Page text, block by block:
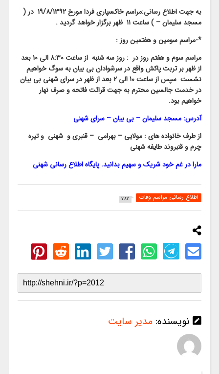
به جهت اطلاع رسانی:مراسم خاکسپاری فردا مورخ 19/۸/۱۳۹۲ در (
مسجد سلیمان – ) ساعت ۱۱ ظهر برگزار خواهد گردید .
*-مراسم سومین و هفتمین روز :
مراسم سوم و هفتم روز در :
روز سه شنبه از ساعت 8:30 الی 10 بعد
از ظهر بر تربت پاکش واقع در سرشوادان بی بیان به سوگ خواهیم
نشست سپس از ساعت 10 الی 2 بعد از ظهر در سرای شهنی بی بیان
در خدمت جالسین محترم به جهت قرائت فاتحه و صرف نهار
خواهیم بود.
آدرس: مسجد سلیمان – بی بیان – سرای شهنی
از طرف خانواده های : مولایی – بهرامی – قنبری و شهنی و تیره
چرم و قنبروند طایفه شهنی
مارا در غم خود شریک و سهیم بدانید. پایگاه اطلاع رسانی شهنی
اطلاع رسانی مراسم وفات 782
نویسنده: مدیر سایت